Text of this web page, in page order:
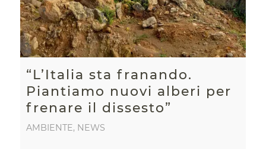
“L’Italia sta franando.
Piantiamo nuovi alberi per
frenare il dissesto”
AMBIENTE, NEWS